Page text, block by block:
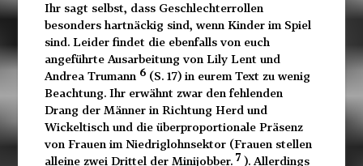
Ihr sagt selbst, dass Geschlechterrollen
besonders hartnäckig sind, wenn Kinder im Spiel
sind. Leider findet die ebenfalls von euch
angeführte Ausarbeitung von Lily Lent und
Andrea Trumann 6(S. 17) in eurem Text zu wenig
Beachtung. Ihr erwähnt zwar den fehlenden
Drang der Männer in Richtung Herd und
Wickeltisch und die überproportionale Präsenz
von Frauen im Niedriglohnsektor (Frauen stellen
alleine zwei Drittel der Minijobber. 7 ). Allerdings